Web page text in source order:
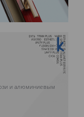
10 ЛЕТ ГАРАНТИИ
и алюминиевым